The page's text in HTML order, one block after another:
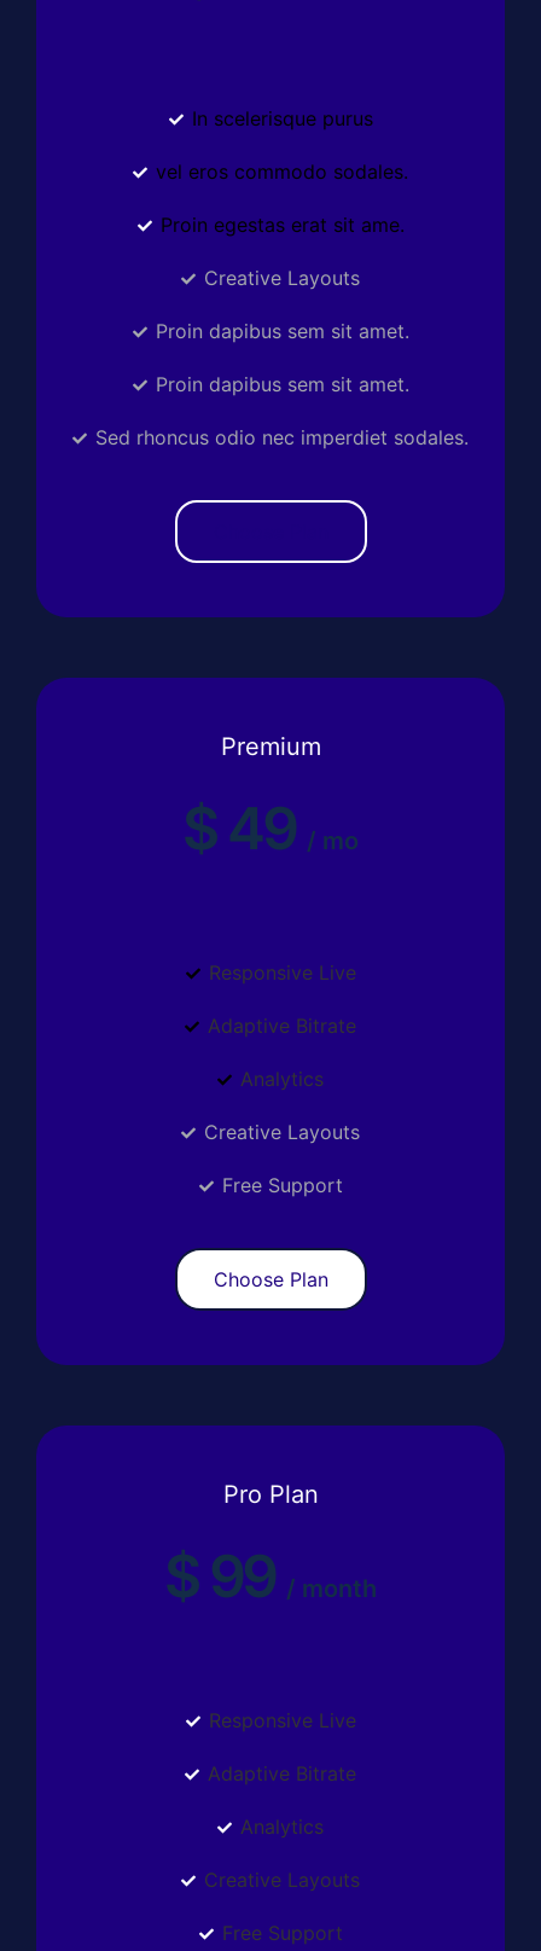
In scelerisque purus
vel eros commodo sodales.
Proin egestas erat sit ame.
Creative Layouts
Proin dapibus sem sit amet.
Proin dapibus sem sit amet.
Sed rhoncus odio nec imperdiet sodales.
Premium
$49 / mo
Responsive Live
Adaptive Bitrate
Analytics
Creative Layouts
Free Support
Choose Plan
Pro Plan
$ 99 / month
Responsive Live
Adaptive Bitrate
Analytics
Creative Layouts
Free Support